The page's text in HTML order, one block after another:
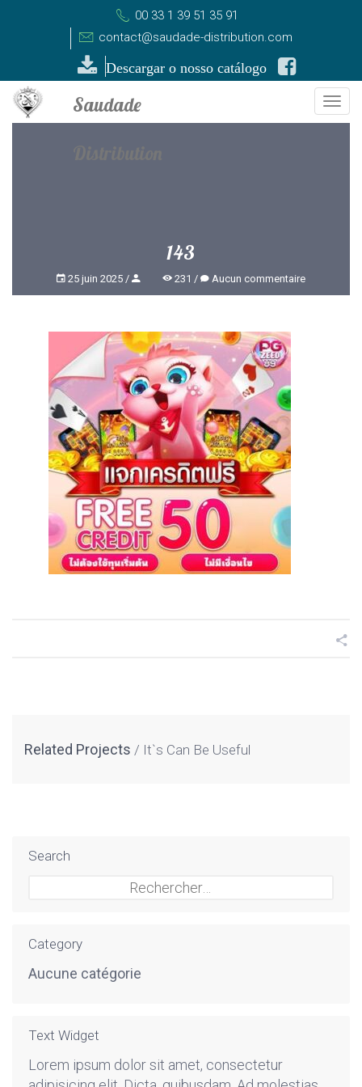
00 33 1 39 51 35 91
contact@saudade-distribution.com
Descargar o nosso catálogo
143
25 juin 2025 231 Aucun commentaire
Related Projects It`s Can Be Useful
Search
Category
Aucune catégorie
Text Widget
Lorem ipsum dolor sit amet, consectetur